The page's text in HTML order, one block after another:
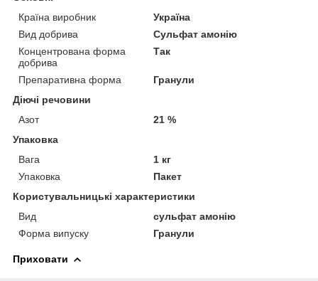
Країна виробник
Україна
Вид добрива
Сульфат амонію
Концентрована форма
добрива
Так
Препаративна форма
Гранули
Діючі речовини
Азот
21 %
Упаковка
Вага
1 кг
Упаковка
Пакет
Користувальницькі характеристики
Вид
сульфат амонію
Форма випуску
Гранули
Приховати